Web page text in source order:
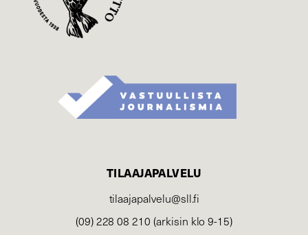
TILAAJAPALVELU
tilaajapalvelu@sll.fi
(09) 228 08 210 (arkisin klo 9-15)